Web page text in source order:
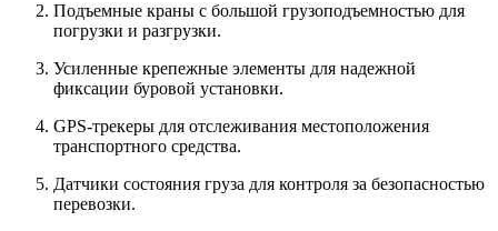
Подъемные краны с большой грузоподъемностью для
погрузки и разгрузки.
Усиленные крепежные элементы для надежной
фиксации буровой установки.
GPS-трекеры для отслеживания местоположения
транспортного средства.
Датчики состояния груза для контроля за безопасностью
перевозки.